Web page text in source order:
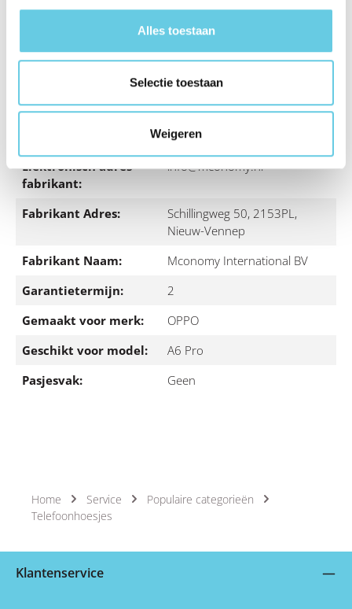
Alles toestaan
Selectie toestaan
Weigeren
Case type:
Back case
Zwart
Elektronisch adres
fabrikant:
info@mconomy.nl
Fabrikant Adres:
Schillingweg 50, 2153PL,
Nieuw-Vennep
Fabrikant Naam:
Mconomy International BV
Garantietermijn:
2
Gemaakt voor merk:
OPPO
Geschikt voor model:
A6 Pro
Pasjesvak:
Geen
Home Service
Populaire categorieën
Telefoonhoesjes
Klantenservice